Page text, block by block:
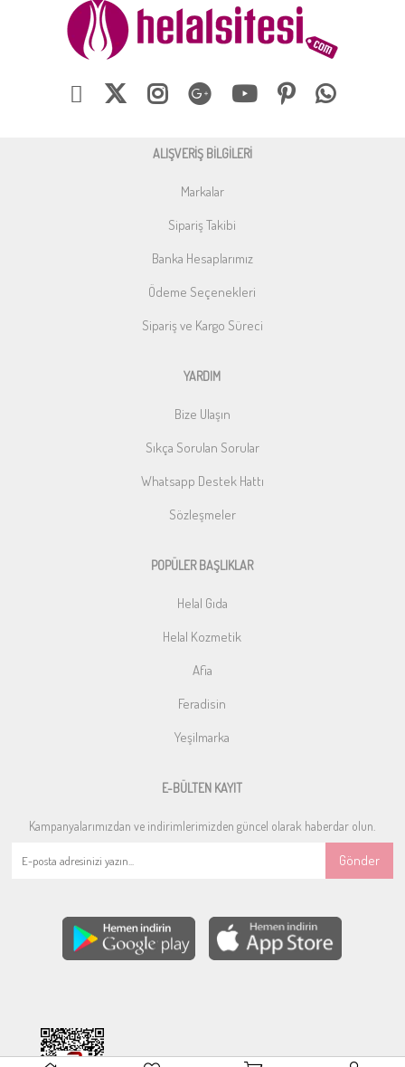
ALIŞVERİŞ BİLGİLERİ
Markalar
Sipariş Takibi
Banka Hesaplarımız
Ödeme Seçenekleri
Sipariş ve Kargo Süreci
YARDIM
Bize Ulaşın
Sıkça Sorulan Sorular
Whatsapp Destek Hattı
Sözleşmeler
POPÜLER BAŞLIKLAR
Helal Gıda
Helal Kozmetik
Afia
Feradisin
Yeşilmarka
E-BÜLTEN KAYIT
Kampanyalarımızdan ve indirimlerimizden güncel olarak haberdar olun.
Gönder